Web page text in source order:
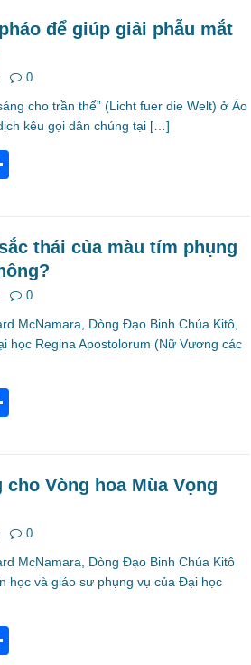
e
để giúp giải phẫu mắt
0
cho trần thế” (Licht fuer die Welt) ở Áo
kêu gọi dân chúng tại […]
e thái của màu tím phụng
0
McNamara, Dòng Đạo Binh Chúa Kitô,
học Regina Apostolorum (Nữ Vương các
e
Vòng hoa Mùa Vọng
0
McNamara, Dòng Đạo Binh Chúa Kitô
học và giáo sư phụng vụ của Đại học